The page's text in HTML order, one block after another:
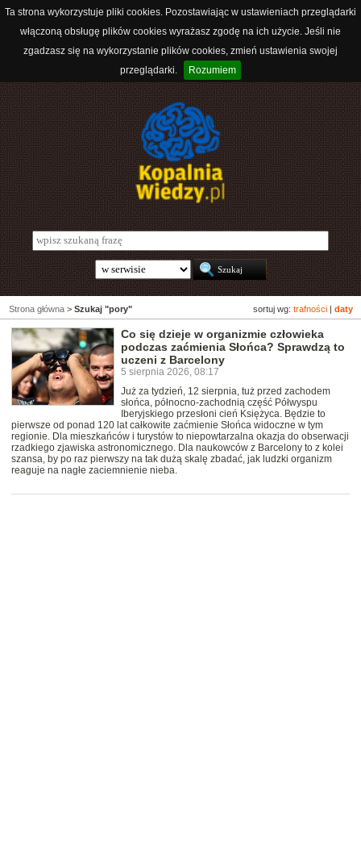
Ta strona wykorzystuje pliki cookies. Pozostawiając w ustawieniach przeglądarki
włączoną obsługę plików cookies wyrażasz zgodę na ich użycie. Jeśli nie
zgadzasz się na wykorzystanie plików cookies, zmień ustawienia swojej
przeglądarki.
Rozumiem
sortuj wg: trafności daty
Strona główna > Szukaj "pory"
Co się dzieje w organizmie człowieka
podczas zaćmienia Słońca? Sprawdzą to
uczeni z Barcelony
5 sierpnia 2026, 08:17
Już za tydzień, 12 sierpnia, tuż przed zachodem
słońca, północno-zachodnią część Półwyspu
Iberyjskiego przesłoni cień Księżyca. Będzie to
pierwsze od ponad 120 lat całkowite zaćmienie Słońca widoczne w tym
regionie. Dla mieszkańców i turystów to niepowtarzalna okazja do obserwacji
rzadkiego zjawiska astronomicznego. Dla naukowców z Barcelony to z kolei
szansa, by po raz pierwszy na tak dużą skalę zbadać, jak ludzki organizm
reaguje na nagłe zaciemnienie nieba.